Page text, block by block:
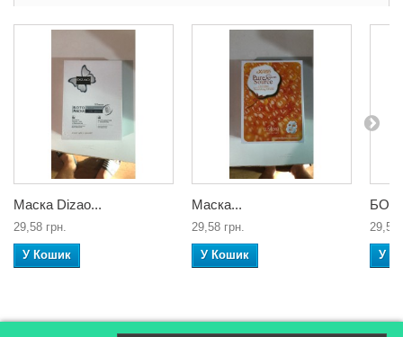
Маска Dizao...
29,58 грн.
У Кошик
Маска...
29,58 грн.
У Кошик
29,58
У